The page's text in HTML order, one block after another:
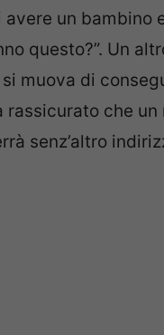
un bambino
questo?”. Un
muova di
che
senz’altro